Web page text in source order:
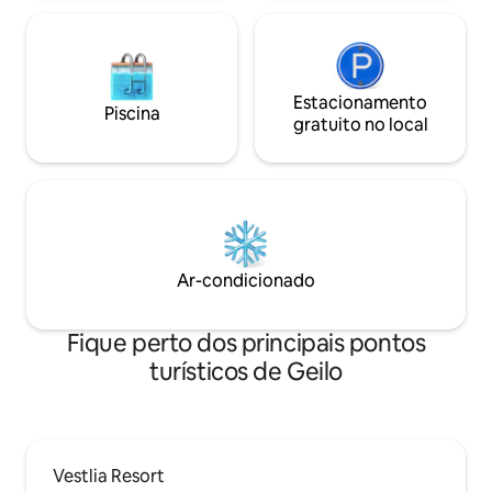
check-in.
Piscina
Estacionamento
gratuito no local
Ar-condicionado
Fique perto dos principais pontos
turísticos de Geilo
Vestlia Resort